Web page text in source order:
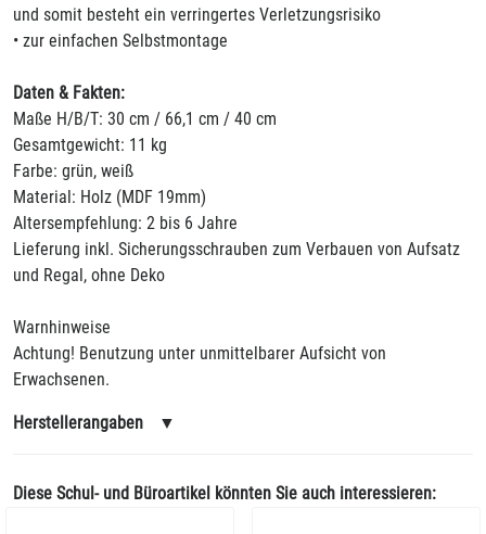
und somit besteht ein verringertes Verletzungsrisiko
• zur einfachen Selbstmontage
Daten & Fakten:
Maße H/B/T: 30 cm / 66,1 cm / 40 cm
Gesamtgewicht: 11 kg
Farbe: grün, weiß
Material: Holz (MDF 19mm)
Altersempfehlung: 2 bis 6 Jahre
Lieferung inkl. Sicherungsschrauben zum Verbauen von Aufsatz
und Regal, ohne Deko
Warnhinweise
Achtung! Benutzung unter unmittelbarer Aufsicht von
Erwachsenen.
Herstellerangaben ▼
Diese Schul- und Büroartikel könnten Sie auch interessieren: